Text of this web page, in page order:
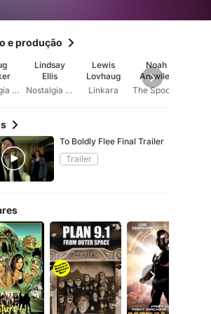
e produção
Nostalgia Critic
Lindsay
Ellis
Nostalgia Chick
Lewis
Lovhaug
Linkara
Noah
Antwiler
To Boldly Flee Final Trailer
Trailer